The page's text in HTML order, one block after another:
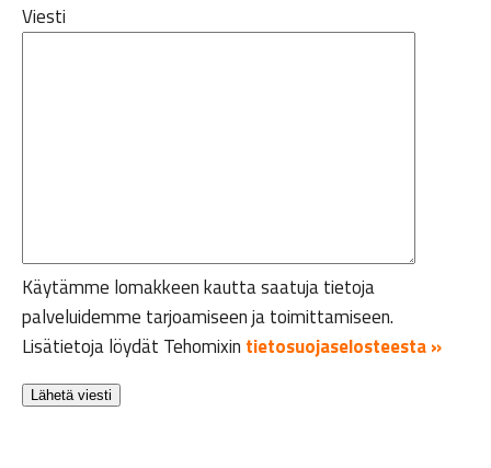
Viesti
Käytämme lomakkeen kautta saatuja tietoja
palveluidemme tarjoamiseen ja toimittamiseen.
Lisätietoja löydät Tehomixin tietosuojaselosteesta »